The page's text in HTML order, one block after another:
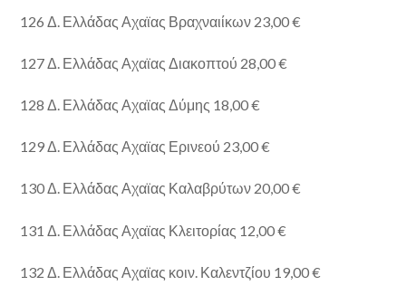
126 Δ. Ελλάδας Αχαϊας Βραχναιίκων 23,00 €
127 Δ. Ελλάδας Αχαϊας Διακοπτού 28,00 €
128 Δ. Ελλάδας Αχαϊας Δύμης 18,00 €
129 Δ. Ελλάδας Αχαϊας Ερινεού 23,00 €
130 Δ. Ελλάδας Αχαϊας Καλαβρύτων 20,00 €
131 Δ. Ελλάδας Αχαϊας Κλειτορίας 12,00 €
132 Δ. Ελλάδας Αχαϊας κοιν. Καλεντζίου 19,00 €